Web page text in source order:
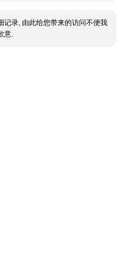
记录, 由此给您带来的访问不便我
意.